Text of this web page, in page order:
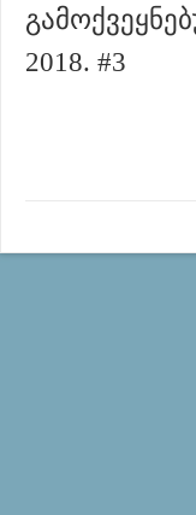
2018. #3